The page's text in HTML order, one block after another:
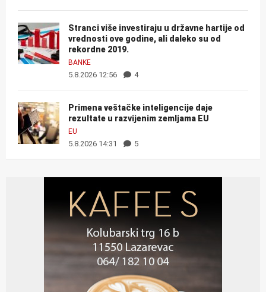
Stranci više investiraju u državne hartije od
vrednosti ove godine, ali daleko su od
rekordne 2019.
BANKE
5.8.2026 12:56 4
Primena veštačke inteligencije daje
rezultate u razvijenim zemljama EU
EU
5.8.2026 14:31 5